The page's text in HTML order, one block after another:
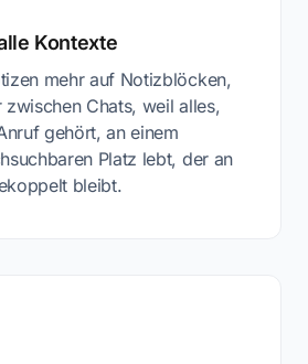
Kontexte
mehr auf Notizblöcken,
zwischen Chats, weil alles,
gehört, an einem
Platz lebt, der an
bleibt.